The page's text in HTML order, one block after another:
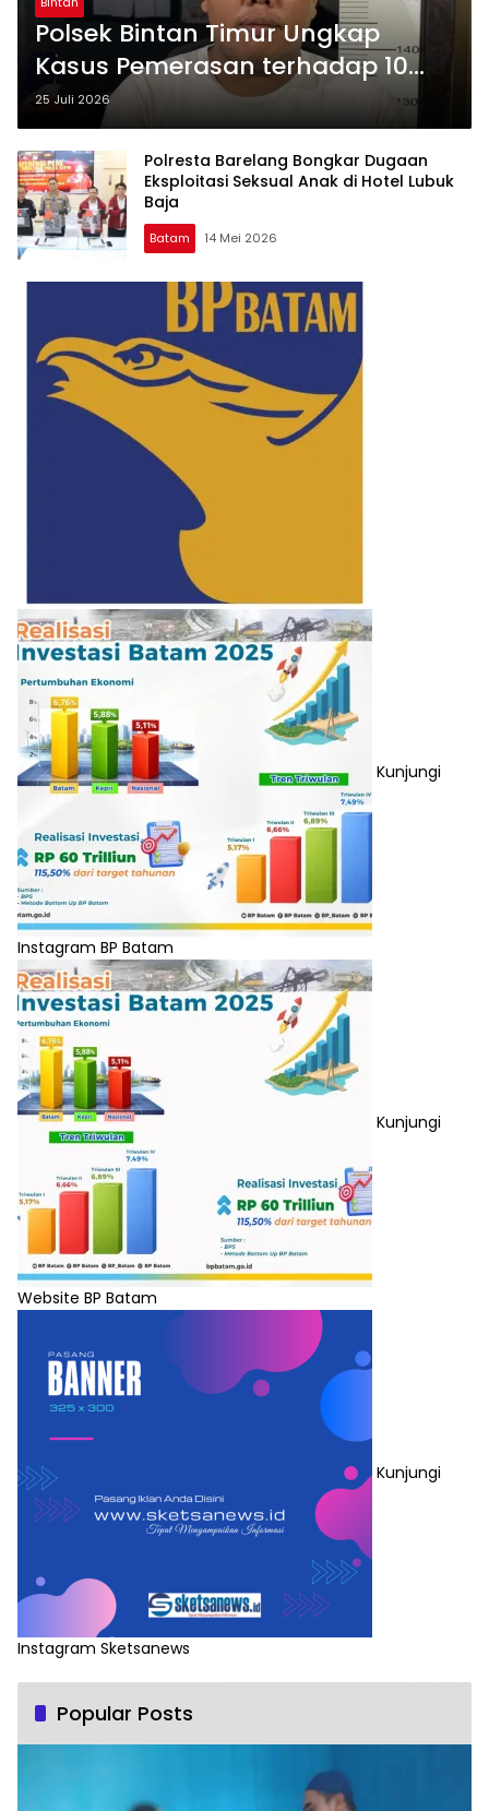
Polsek Bintan Timur Ungkap
Kasus Pemerasan terhadap 10
Anak, Satu Tersangka Ditangkap
25 Juli 2026
Polresta Barelang Bongkar Dugaan
Eksploitasi Seksual Anak di Hotel Lubuk
Baja
Batam 14 Mei 2026
Kunjungi
Instagram BP Batam
Kunjungi
Website BP Batam
Kunjungi
Instagram Sketsanews
Popular Posts